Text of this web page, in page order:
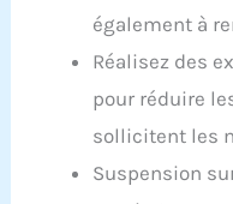
également à
Réalisez des
pour réduire
sollicitent les
Suspension